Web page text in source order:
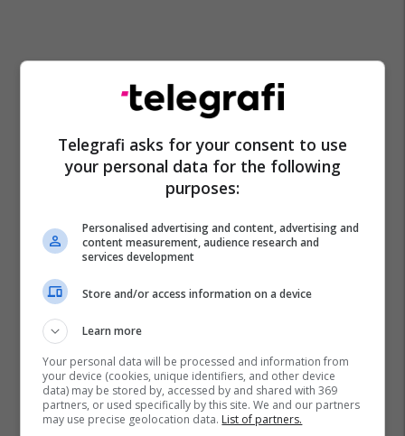
Telegrafi asks for your consent to use
your personal data for the following
purposes:
Personalised advertising and content, advertising and
content measurement, audience research and
services development
Store and/or access information on a device
Learn more
Your personal data will be processed and information from
your device (cookies, unique identifiers, and other device
data) may be stored by, accessed by and shared with 369
partners, or used specifically by this site. We and our partners
may use precise geolocation data. List of partners.